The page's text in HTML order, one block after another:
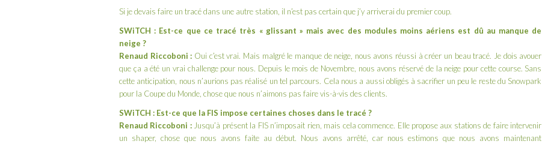
Si je devais faire un tracé dans une autre station, il n’est pas certain que j’y arriverai du premier coup.
SWiTCH : Est-ce que ce tracé très « glissant » mais avec des modules moins aériens est dû au manque de
neige ?
Renaud Riccoboni : Oui c’est vrai. Mais malgré le manque de neige, nous avons réussi à créer un beau tracé. Je dois avouer
que ça a été un vrai challenge pour nous. Depuis le mois de Novembre, nous avons réservé de la neige pour cette course. Sans
cette anticipation, nous n’aurions pas réalisé un tel parcours. Cela nous a aussi obligés à sacrifier un peu le reste du Snowpark
pour la Coupe du Monde, chose que nous n’aimons pas faire vis-à-vis des clients.
SWiTCH : Est-ce que la FIS impose certaines choses dans le tracé ?
Renaud Riccoboni : Jusqu’à présent la FIS n’imposait rien, mais cela commence. Elle propose aux stations de faire intervenir
un shaper, chose que nous avons faite au début. Nous avons arrêté, car nous estimons que nous avons maintenant